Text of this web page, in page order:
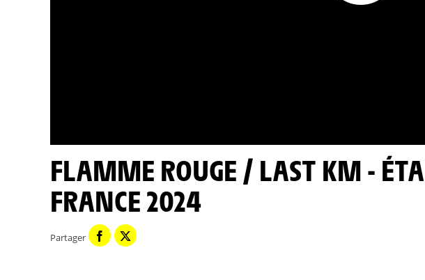
FLAMME ROUGE / LAST KM - ÉTAPE 7 - TOUR DE
FRANCE 2024
Partager